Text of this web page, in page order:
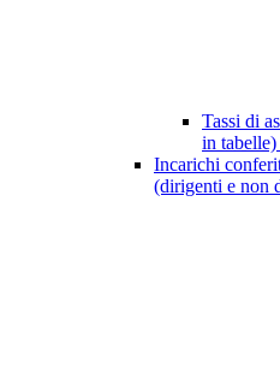
Tassi di
in tabelle)
Incarichi
(dirigenti e non